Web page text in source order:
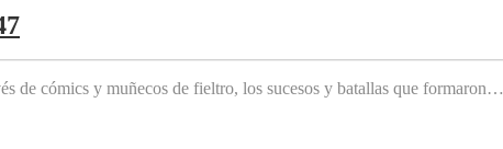
de cómics y muñecos de fieltro, los sucesos y batallas que formaron…